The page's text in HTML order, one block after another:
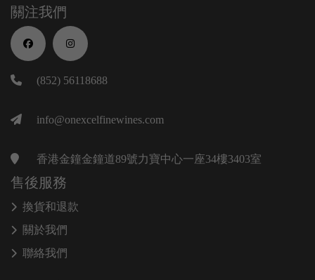
關注我們
(852) 56118688
info@onexcelfinewines.com
香港金鐘金鐘道89號力寶中心一座34樓3403室
售後服務
換貨和退款
關於我們
聯絡我們